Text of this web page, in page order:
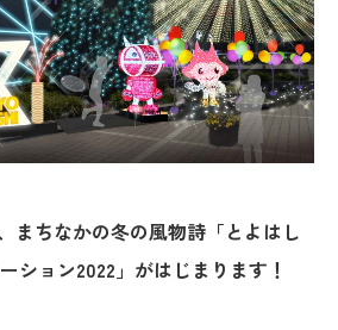
まちなかの冬の風物詩「とよはし
ション2022」がはじまります！